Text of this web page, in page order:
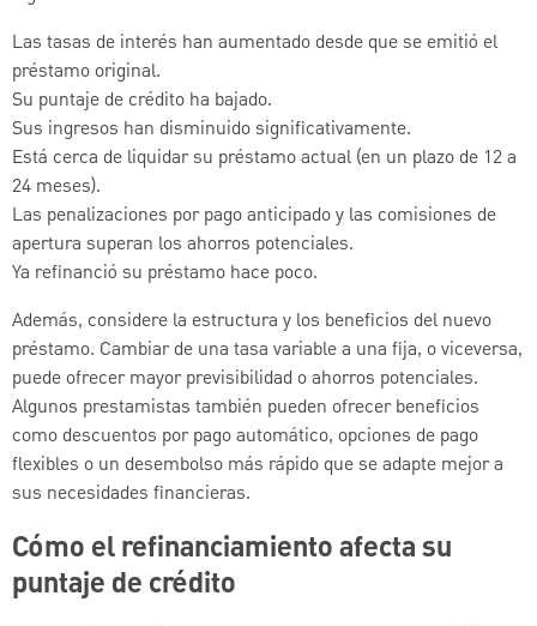
Las tasas de interés han aumentado desde que se emitió el
préstamo original.
Su puntaje de crédito ha bajado.
Sus ingresos han disminuido significativamente.
Está cerca de liquidar su préstamo actual (en un plazo de 12 a
24 meses).
Las penalizaciones por pago anticipado y las comisiones de
apertura superan los ahorros potenciales.
Ya refinanció su préstamo hace poco.
Además, considere la estructura y los beneficios del nuevo
préstamo. Cambiar de una tasa variable a una fija, o viceversa,
puede ofrecer mayor previsibilidad o ahorros potenciales.
Algunos prestamistas también pueden ofrecer beneficios
como descuentos por pago automático, opciones de pago
flexibles o un desembolso más rápido que se adapte mejor a
sus necesidades financieras.
Cómo el refinanciamiento afecta su
puntaje de crédito